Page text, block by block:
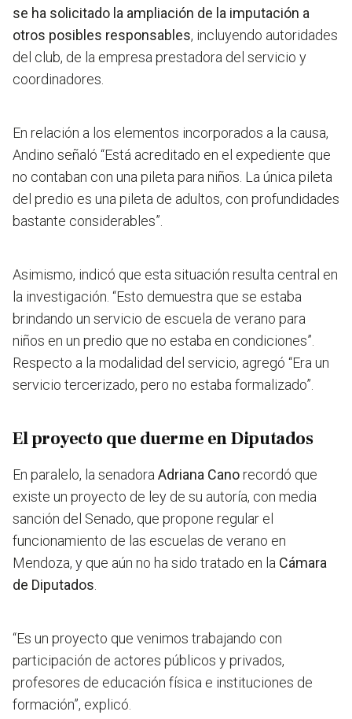
se ha solicitado la ampliación de la imputación a
otros posibles responsables, incluyendo autoridades
del club, de la empresa prestadora del servicio y
coordinadores.
En relación a los elementos incorporados a la causa,
Andino señaló “Está acreditado en el expediente que
no contaban con una pileta para niños . La única pileta
del predio es una pileta de adultos, con profundidades
bastante considerables”.
Asimismo, indicó que esta situación resulta central en
la investigación. “Esto demuestra que se estaba
brindando un servicio de escuela de verano para
niños en un predio que no estaba en condiciones”.
Respecto a la modalidad del servicio, agregó “Era un
servicio tercerizado, pero no estaba formalizado”.
El proyecto que duerme en Diputados
En paralelo, la senadora Adriana Canorecordó que
existe un proyecto de ley de su autoría, con media
sanción del Senado, que propone regular el
funcionamiento de las escuelas de verano en
Mendoza, y que aún no ha sido tratado en la Cámara
de Diputados
“Es un proyecto que venimos trabajando con
participación de actores públicos y privados,
profesores de educación física e instituciones de
formación”, explicó.